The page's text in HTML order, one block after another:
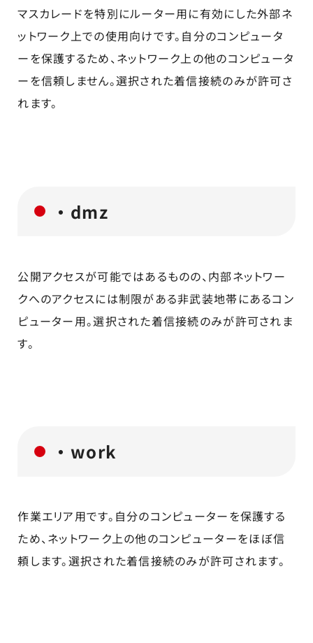
マスカレードを特別にルーター用に有効にした外部ネ
ットワーク上での使用向けです。自分のコンピュータ
ーを保護するため、ネットワーク上の他のコンピュータ
ーを信頼しません。選択された着信接続のみが許可さ
れます。
・dmz
公開アクセスが可能ではあるものの、内部ネットワー
クへのアクセスには制限がある非武装地帯にあるコン
ピューター用。選択された着信接続のみが許可されま
す。
・work
作業エリア用です。自分のコンピューターを保護する
ため、ネットワーク上の他のコンピューターをほぼ信
頼します。選択された着信接続のみが許可されます。